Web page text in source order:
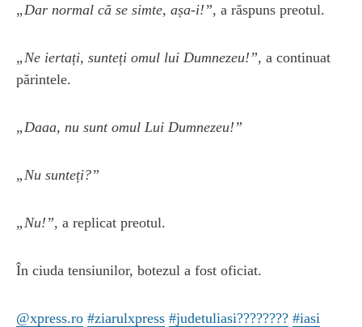
„Dar normal că se simte, așa-i!”, a răspuns preotul.
„Ne iertați, sunteți omul lui Dumnezeu!”, a continuat
părintele.
„Daaa, nu sunt omul Lui Dumnezeu!”
„Nu sunteți?”
„Nu!”, a replicat preotul.
În ciuda tensiunilor, botezul a fost oficiat.
@xpress.ro #ziarulxpress #judetuliasi???????? #iasi